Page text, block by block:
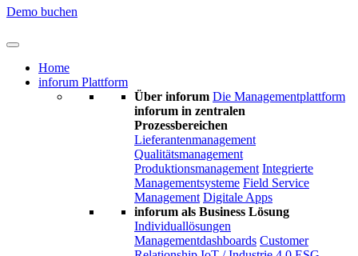
Demo buchen
Home
inforum Plattform
Über inforum Die Managementplattform
inforum in zentralen
Prozessbereichen
Lieferantenmanagement
Qualitätsmanagement
Produktionsmanagement Integrierte
Managementsysteme Field Service
Management Digitale Apps
inforum als Business Lösung
Individuallösungen
Managementdashboards Customer